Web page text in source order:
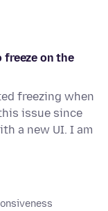
freeze on the
freezing when
issue since
a new UI. I am